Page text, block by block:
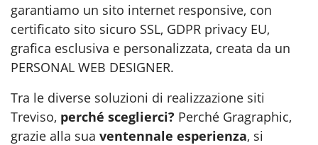
garantiamo un sito internet responsive, con
certificato sito sicuro SSL, GDPR privacy EU,
grafica esclusiva e personalizzata, creata da un
PERSONAL WEB DESIGNER.
Tra le diverse soluzioni di realizzazione siti
Treviso, perché sceglierci? Perché Gragraphic,
grazie alla sua ventennale esperienza, si